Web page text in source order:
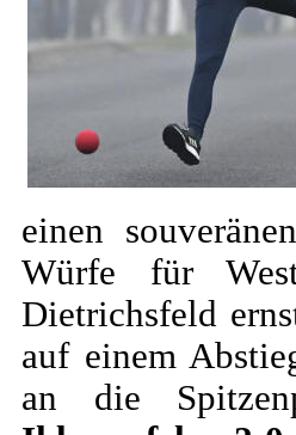
einen
Würfe für
Dietrichsfeld
auf einem
an die